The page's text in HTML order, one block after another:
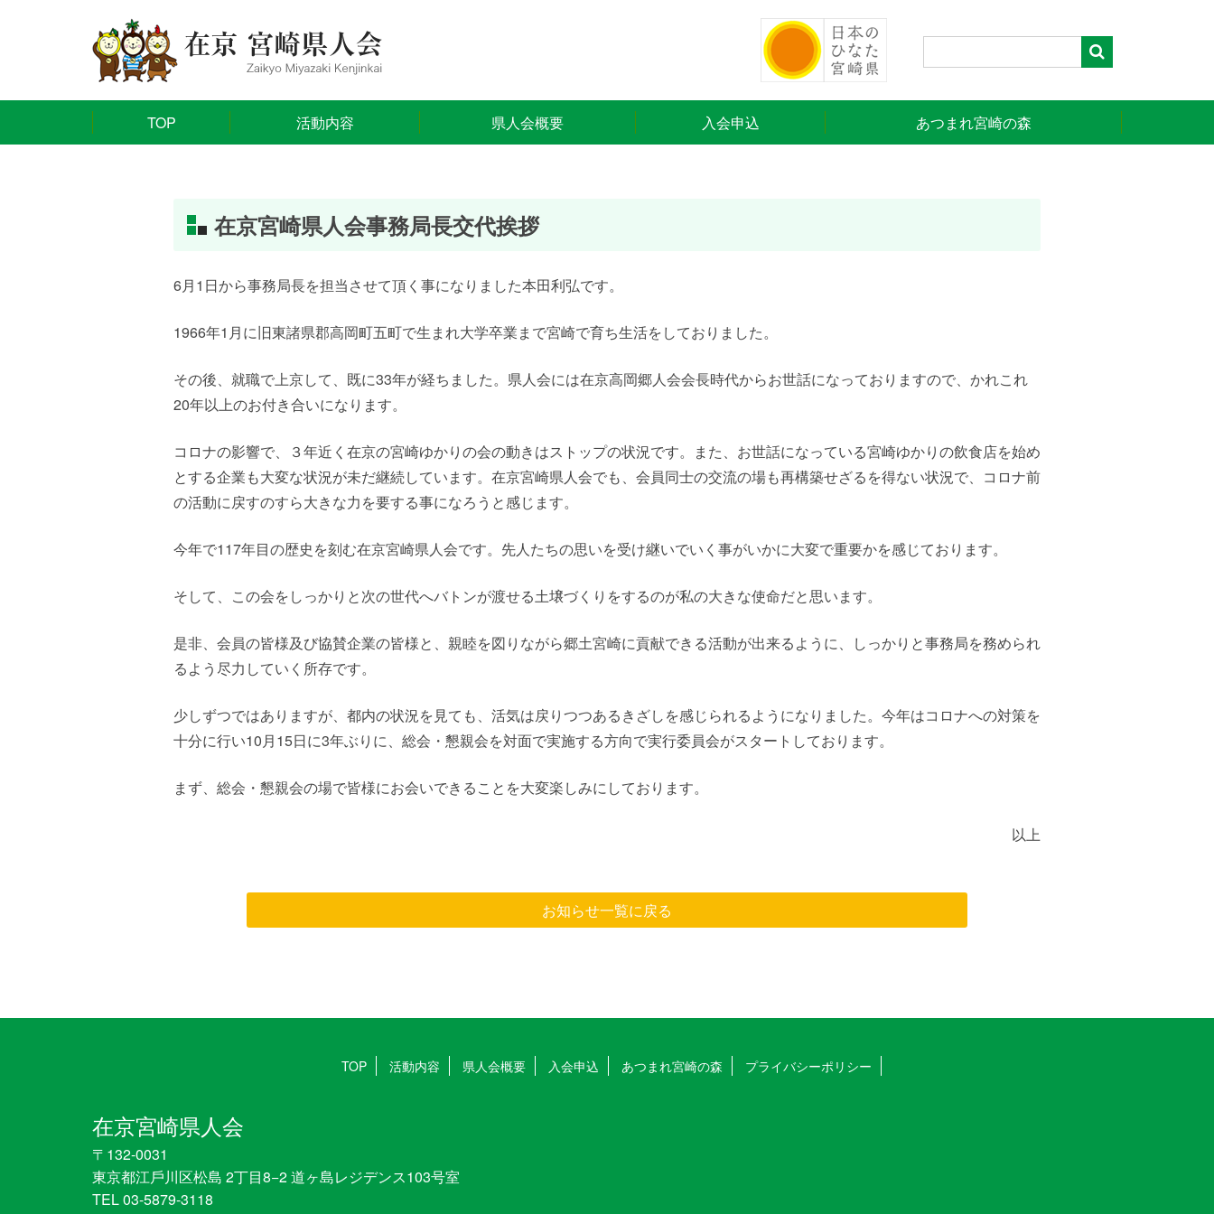
TOP 活動内容 県人会概要 入会申込 あつまれ宮崎の森
在京宮崎県人会事務局長交代挨拶
6月1日から事務局長を担当させて頂く事になりました本田利弘です。
1966年1月に旧東諸県郡高岡町五町で生まれ大学卒業まで宮崎で育ち生活をしておりました。
その後、就職で上京して、既に33年が経ちました。県人会には在京高岡郷人会会長時代からお世話になっておりますので、かれこれ
20年以上のお付き合いになります。
コロナの影響で、３年近く在京の宮崎ゆかりの会の動きはストップの状況です。また、お世話になっている宮崎ゆかりの飲食店を始め
とする企業も大変な状況が未だ継続しています。在京宮崎県人会でも、会員同士の交流の場も再構築せざるを得ない状況で、コロナ前
の活動に戻すのすら大きな力を要する事になろうと感じます。
今年で117年目の歴史を刻む在京宮崎県人会です。先人たちの思いを受け継いでいく事がいかに大変で重要かを感じております。
そして、この会をしっかりと次の世代へバトンが渡せる土壌づくりをするのが私の大きな使命だと思います。
是非、会員の皆様及び協賛企業の皆様と、親睦を図りながら郷土宮崎に貢献できる活動が出来るように、しっかりと事務局を務められ
るよう尽力していく所存です。
少しずつではありますが、都内の状況を見ても、活気は戻りつつあるきざしを感じられるようになりました。今年はコロナへの対策を
十分に行い10月15日に3年ぶりに、総会・懇親会を対面で実施する方向で実行委員会がスタートしております。
まず、総会・懇親会の場で皆様にお会いできることを大変楽しみにしております。
以上
お知らせ一覧に戻る
TOP 活動内容 県人会概要 入会申込 あつまれ宮崎の森 プライバシーポリシー
在京宮崎県人会
〒132-0031
東京都江戶川区松島 2丁目8−2 道ヶ島レジデンス103号室
TEL 03-5879-3118